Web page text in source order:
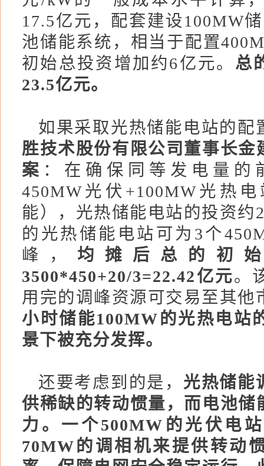
17.5亿元，配套建设100MW
池储能系统，相当于配置
初始总投资增加约6亿元。 总
23.5亿元。
如果采取光热储能电站的配
胜技术股份有限公司董事长金
案 ：在确保同等发电量的
450MW光伏+100MW光热
能）
，光热储能电站的投资约
的光热储能电站可为3个
峰， 均摊后总的初
3500*450+20/3=22.42亿元。
用完的调峰资源可交易至其他
小时储能100MW的光热电站
景下被充分发挥。
还要考虑到的是， 光热储能
供稀缺的转动惯量，而电池储
力。一个500MW的光伏电
70MW的调相机来提供转动